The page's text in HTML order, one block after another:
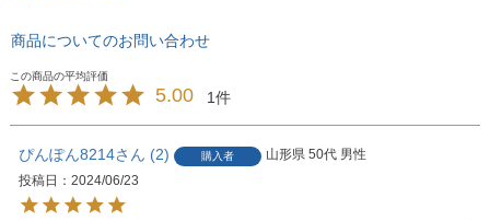
商品についてのお問い合わせ
5.00 1
ぴんぽん8214 2 購入者 山形県 50代 男性
投稿日
2024/06/23